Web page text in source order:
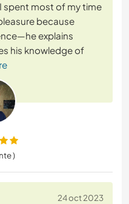
spent most of my time
because
explains
his knowledge of
)
24 oct 2023